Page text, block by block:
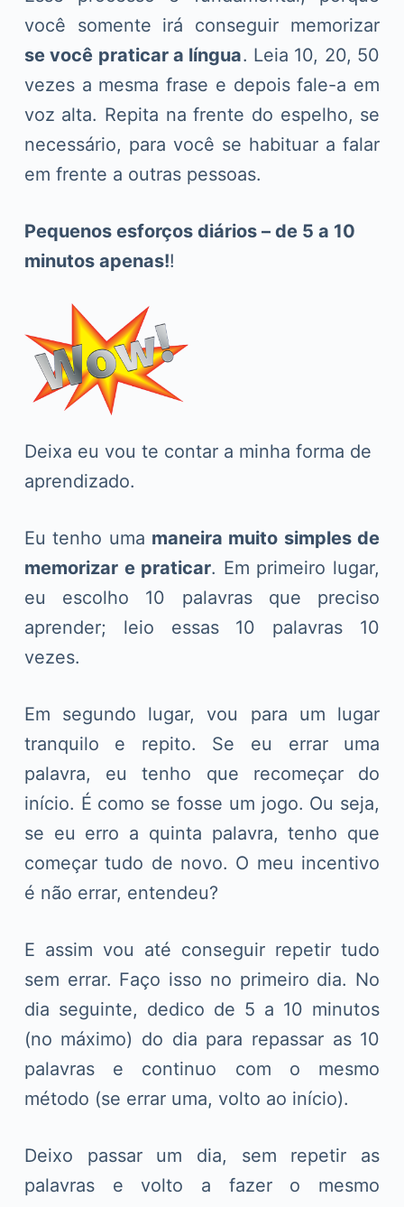
você somente irá conseguir memorizar
se você praticar a língua. Leia 10, 20, 50
vezes a mesma frase e depois fale-a em
voz alta. Repita na frente do espelho, se
necessário, para você se habituar a falar
em frente a outras pessoas.
Pequenos esforços diários – de 5 a 10
minutos apenas!!
Deixa eu vou te contar a minha forma de
aprendizado.
Eu tenho uma maneira muito simples de
memorizar e praticar. Em primeiro lugar,
eu escolho 10 palavras que preciso
aprender; leio essas 10 palavras 10
vezes.
Em segundo lugar, vou para um lugar
tranquilo e repito. Se eu errar uma
palavra, eu tenho que recomeçar do
início. É como se fosse um jogo. Ou seja,
se eu erro a quinta palavra, tenho que
começar tudo de novo. O meu incentivo
é não errar, entendeu?
E assim vou até conseguir repetir tudo
sem errar. Faço isso no primeiro dia. No
dia seguinte, dedico de 5 a 10 minutos
(no máximo) do dia para repassar as 10
palavras e continuo com o mesmo
método (se errar uma, volto ao início).
Deixo passar um dia, sem repetir as
palavras e volto a fazer o mesmo